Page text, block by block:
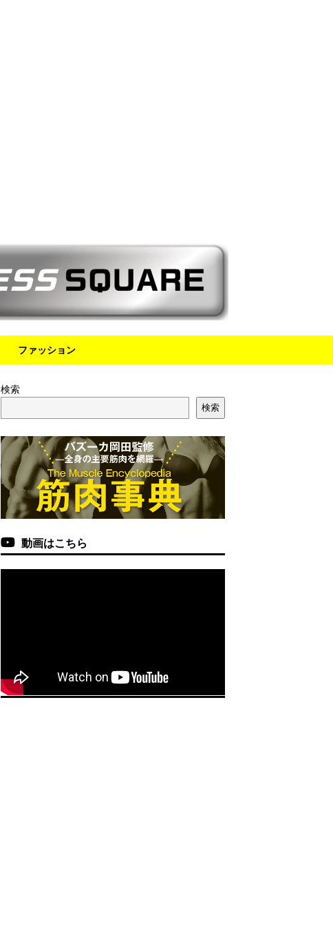
ファッション
検索
検索
動画はこちら